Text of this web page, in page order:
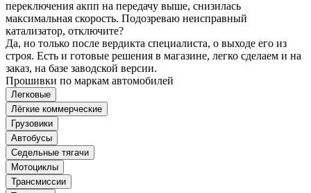
переключения акпп на передачу выше, снизилась
максимальная скорость. Подозреваю неисправный
катализатор, отключите?
Да, но только после вердикта специалиста, о выходе его из
строя. Есть и готовые решения в магазине, легко сделаем и на
заказ, на базе заводской версии.
Прошивки по маркам автомобилей
Легковые
Лёгкие коммерческие
Грузовики
Автобусы
Седельные тягачи
Мотоциклы
Трансмиссии